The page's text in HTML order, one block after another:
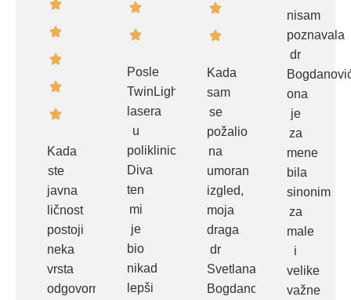
Kada
ste
javna
ličnost
postoji
neka
vrsta
odgovornosti
Posle
TwinLight
lasera
u
poliklinici
Diva
ten
mi
je
bio
nikad
lepši
Kada
sam
se
požalio
na
umoran
izgled,
moja
draga
dr
Svetlana
Bogdanović
nisam
poznavala
dr
ona
je
za
mene
bila
sinonim
za
male
i
velike
važne